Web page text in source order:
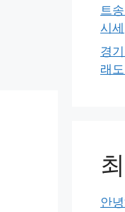
트
시세
경
래
안